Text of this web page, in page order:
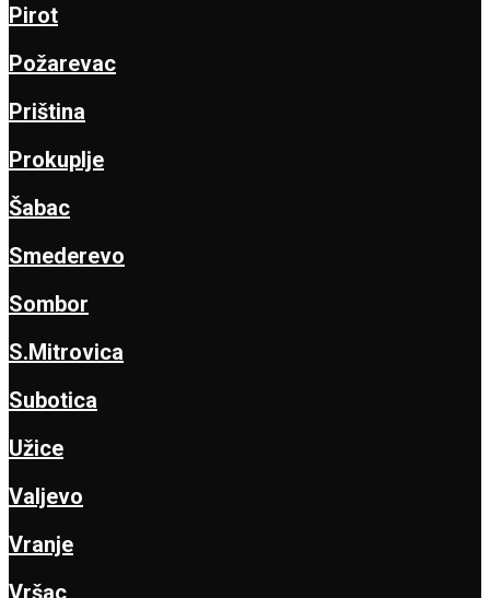
Pirot
Požarevac
Priština
Prokuplje
Šabac
Smederevo
Sombor
S.Mitrovica
Subotica
Užice
Valjevo
Vranje
Vršac